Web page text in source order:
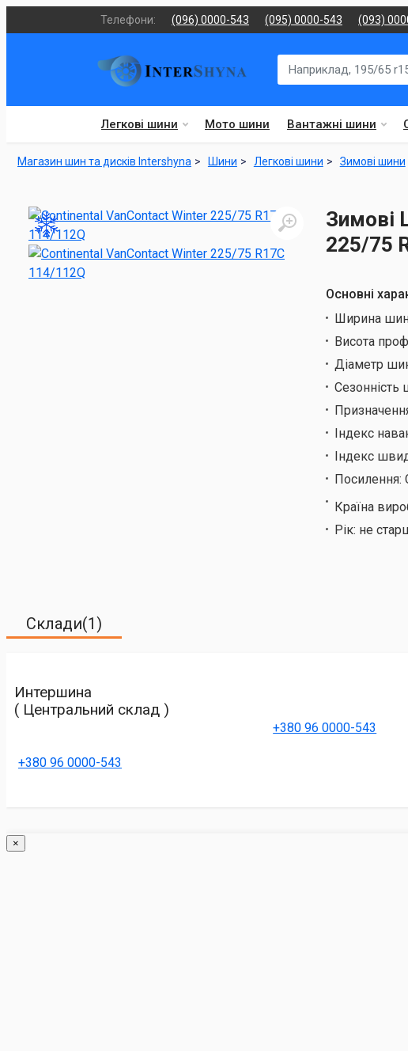
Телефони: (096) 0000-543 (095) 0000-543 (093)
Легкові шини Мото шини Вантажні шини
Магазин шин та дисків Intershyna Шини Легкові шини Зимові шини
Зимові
225/75
Основні
Ширина
Висота
Діаметр
Сезонність
Індекс
Індекс
Посилення:
Країна
Рік: не
Склади(1)
Интершина
( Центральний склад )
+380 96 0000-543
+380 96 0000-543
×